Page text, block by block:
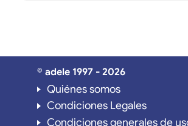
© adele 1997 - 2026
Quiénes somos
Condiciones Legales
Condiciones generales de